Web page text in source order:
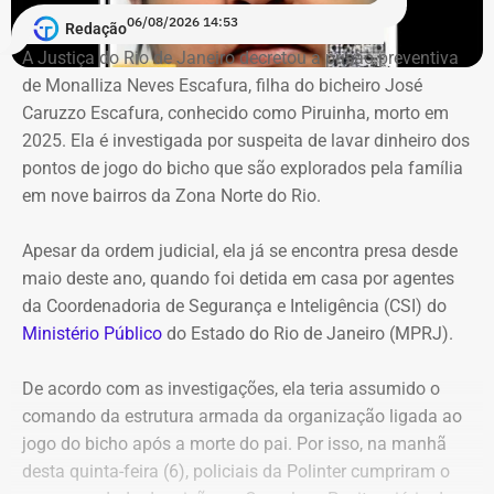
proposta foi aprovada pela Prefeitura do Rio no fim do
ano passado e prevê um investimento de quase R$ 35
milhões.
*Com informações do Diário do Rio.
Redação06/08/2026 14:53
A Justiça do Rio de Janeiro decretou a prisão preventiva
de Monalliza Neves Escafura, filha do bicheiro José
Caruzzo Escafura, conhecido como Piruinha, morto em
2025. Ela é investigada por suspeita de lavar dinheiro dos
pontos de jogo do bicho que são explorados pela família
em nove bairros da Zona Norte do Rio.
Apesar da ordem judicial, ela já se encontra presa desde
maio deste ano, quando foi detida em casa por agentes
da Coordenadoria de Segurança e Inteligência (CSI) do
Ministério Público do Estado do Rio de Janeiro (MPRJ).
De acordo com as investigações, ela teria assumido o
comando da estrutura armada da organização ligada ao
jogo do bicho após a morte do pai. Por isso, na manhã
desta quinta-feira (6), policiais da Polinter cumpriram o